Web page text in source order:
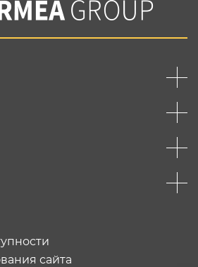
с нашей политикой
сайта